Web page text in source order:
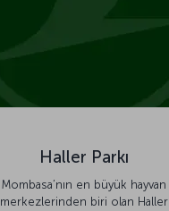
Haller Parkı
Mombasa’nın en büyük hayvan
merkezlerinden biri olan Haller